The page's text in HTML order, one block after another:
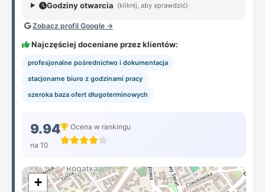
Godziny otwarcia (kliknij, aby sprawdzić)
Zobacz profil Google →
Najczęściej doceniane przez klientów:
profesjonalne pośrednictwo i dokumentacja
stacjonarne biuro z godzinami pracy
szeroka baza ofert długoterminowych
9.94
na 10
Ocena w rankingu
+